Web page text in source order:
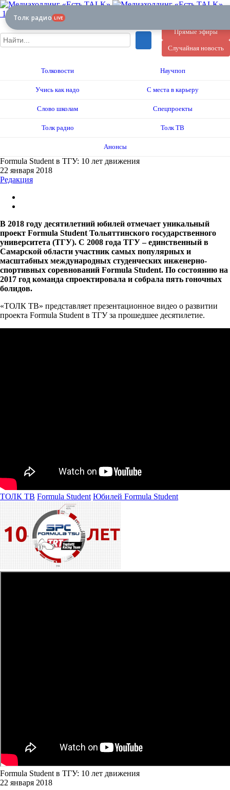
12+
Прямые эфиры
Случайная новость
Толковости Научпоп
Учись как надо С места в карьеру
Слово школам Спецпроекты
Толк радио Толк ТВ
Анонсы
Formula Student в ТГУ: 10 лет движения
22 января 2018
Редакция
В 2018 году десятилетний юбилей отмечает уникальный
проект Formula Student Тольяттинского государственного
университета (ТГУ). С 2008 года ТГУ – единственный в
Самарской области участник самых популярных и
масштабных международных студенческих инженерно-
спортивных соревнований Formula Student. По состоянию на
2017 год команда спроектировала и собрала пять гоночных
болидов.
«ТОЛК ТВ» представляет презентационное видео о развитии
проекта Formula Student в ТГУ за прошедшее десятилетие.
ТОЛК ТВ Formula Student Юбилей Formula Student
Formula Student в ТГУ: 10 лет движения
22 января 2018
Толк радио LIVE